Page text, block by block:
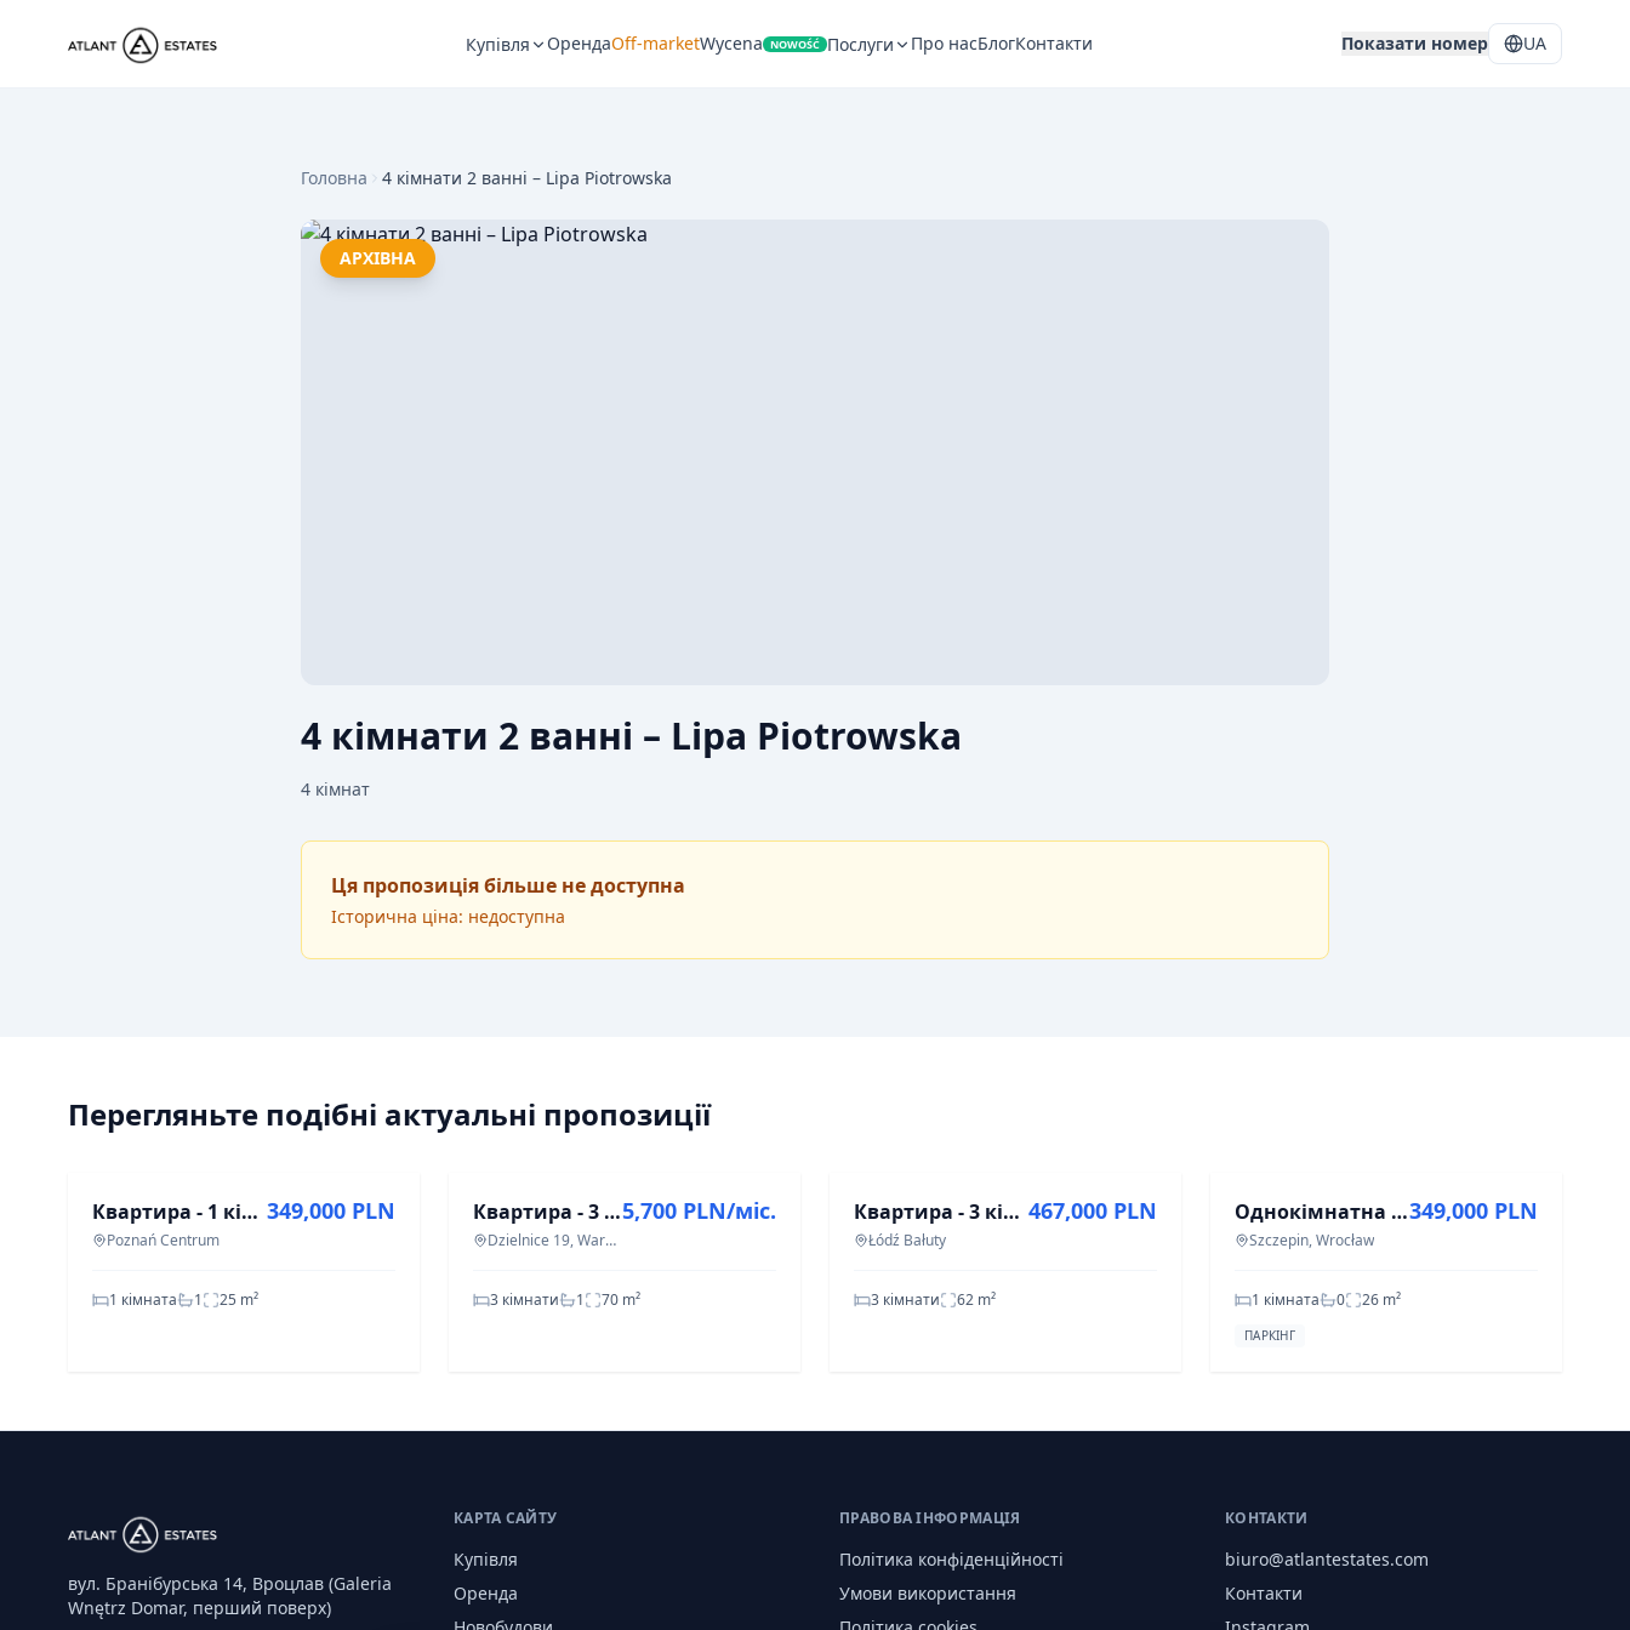
Купівля ОрендаOff-marketWycena NOWOŚĆ Послуги Про насБлогКонтакти Показати номер UA
Головна 4 кімнати 2 ванні – Lipa Piotrowska
АРХІВНА
4 кімнати 2 ванні – Lipa Piotrowska
4 кімнат
Ця пропозиція більше не доступна
Історична ціна: недоступна
Перегляньте подібні актуальні пропозиції
ПРОДАЖ
Квартира - 1 кімната - 25 м² - вул. Рибаки Познань Центр
Poznań Centrum
349,000 PLN
1 кімната 1 25 m²
Квартира - 3 кімнати - 70 м² - вул. Колейова Варшава Вола
Dzielnice 19, Warszawa Wola
5,700 PLN/міс.
3 кімнати 1 70 m²
Квартира - 3 кімнати - 62 м² - ліфт - вул. Marynarska Łódź Bałuty
Łódź Bałuty
467,000 PLN
3 кімнати 62 m²
Однокімнатна квартира для ремонту, Legnicka, Wrocław - 349 000 PLN
Szczepin, Wrocław
349,000 PLN
1 кімната 0 26 m²
ПАРКІНГ
вул. Бранібурська 14, Вроцлав (Galeria
Wnętrz Domar, перший поверх)
КАРТА САЙТУ
Купівля
Оренда
ПРАВОВА ІНФОРМАЦІЯ
Політика конфіденційності
Умови використання
КОНТАКТИ
biuro@atlantestates.com
Контакти